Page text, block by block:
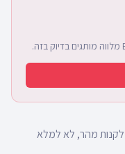
לקנות מהר, לא למלא